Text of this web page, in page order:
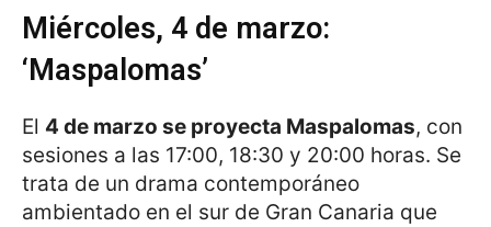
Miércoles, 4 de marzo:
‘Maspalomas’
El 4 de marzo se proyecta Maspalomas, con
sesiones a las 17:00, 18:30 y 20:00 horas. Se
trata de un drama contemporáneo
ambientado en el sur de Gran Canaria que